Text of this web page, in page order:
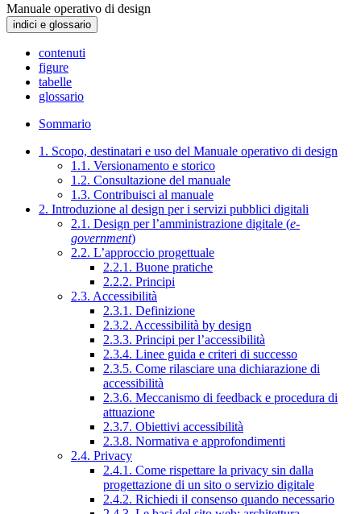
Manuale operativo di design
indici e glossario
contenuti
figure
tabelle
glossario
Sommario
1. Scopo, destinatari e uso del Manuale operativo di design
1.1. Versionamento e storico
1.2. Consultazione del manuale
1.3. Contribuisci al manuale
2. Introduzione al design per i servizi pubblici digitali
2.1. Design per l’amministrazione digitale (e-
government)
2.2. L’approccio progettuale
2.2.1. Buone pratiche
2.2.2. Principi
2.3. Accessibilità
2.3.1. Definizione
2.3.2. Accessibilità by design
2.3.3. Principi per l’accessibilità
2.3.4. Linee guida e criteri di successo
2.3.5. Come rilasciare una dichiarazione di
accessibilità
2.3.6. Meccanismo di feedback e procedura di
attuazione
2.3.7. Obiettivi accessibilità
2.3.8. Normativa e approfondimenti
2.4. Privacy
2.4.1. Come rispettare la privacy sin dalla
progettazione di un sito o servizio digitale
2.4.2. Richiedi il consenso quando necessario